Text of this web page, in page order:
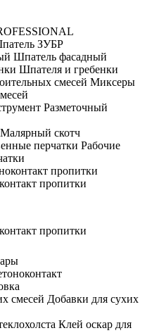
ЗУБР
Шпатель фасадный
Шпателя и гребенки
Миксеры
Разметочный
Малярный скотч
Рабочие
пропитки
пропитки
Добавки для сухих
Клей оскар для